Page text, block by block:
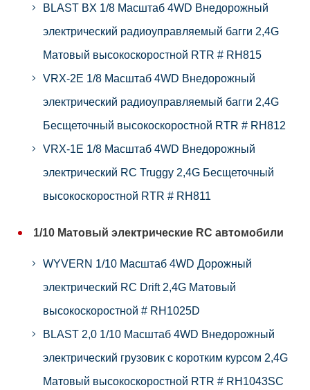
BLAST BX 1/8 Масштаб 4WD Внедорожный
электрический радиоуправляемый багги 2,4G
Матовый высокоскоростной RTR # RH815
VRX-2E 1/8 Масштаб 4WD Внедорожный
электрический радиоуправляемый багги 2,4G
Бесщеточный высокоскоростной RTR # RH812
VRX-1E 1/8 Масштаб 4WD Внедорожный
электрический RC Truggy 2,4G Бесщеточный
высокоскоростной RTR # RH811
1/10 Матовый электрические RC автомобили
WYVERN 1/10 Масштаб 4WD Дорожный
электрический RC Drift 2,4G Матовый
высокоскоростной # RH1025D
BLAST 2,0 1/10 Масштаб 4WD Внедорожный
электрический грузовик с коротким курсом 2,4G
Матовый высокоскоростной RTR # RH1043SC